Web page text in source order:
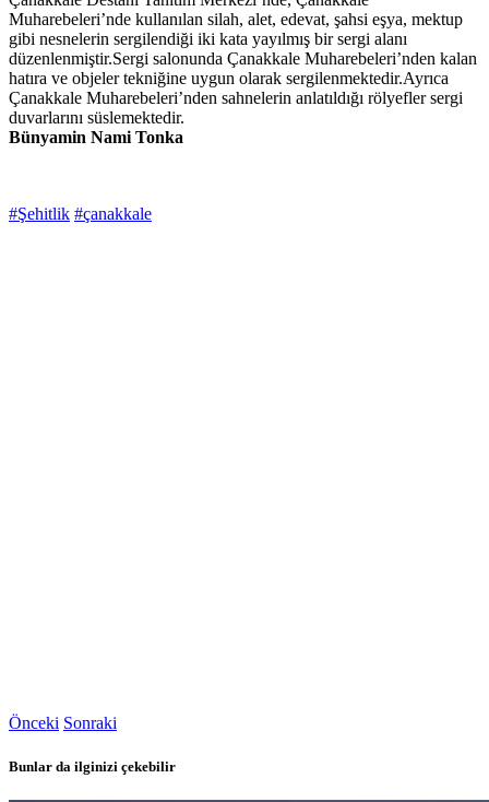
Muharebeleri’nde kullanılan silah, alet, edevat, şahsi eşya, mektup
gibi nesnelerin sergilendiği iki kata yayılmış bir sergi alanı
düzenlenmiştir.Sergi salonunda Çanakkale Muharebeleri’nden kalan
hatıra ve objeler tekniğine uygun olarak sergilenmektedir.Ayrıca
Çanakkale Muharebeleri’nden sahnelerin anlatıldığı rölyefler sergi
duvarlarını süslemektedir.
Bünyamin Nami Tonka
#Şehitlik #çanakkale
Önceki Sonraki
Bunlar da ilginizi çekebilir